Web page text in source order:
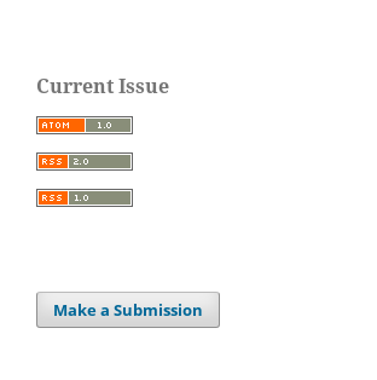
Current Issue
Make a Submission